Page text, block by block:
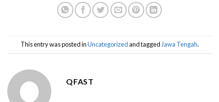
This entry was posted inUncategorizedand tagged Jawa Tengah.
QFAST